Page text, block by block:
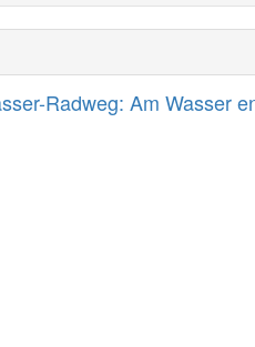
Radweg: Am Wasser